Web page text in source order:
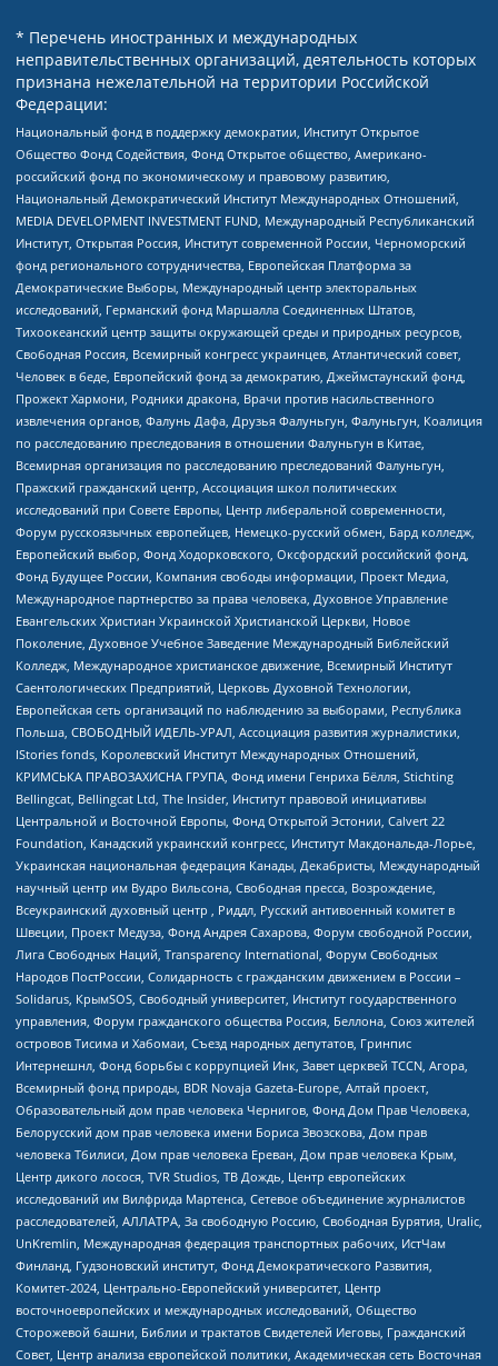
* Перечень иностранных и международных
неправительственных организаций, деятельность которых
признана нежелательной на территории Российской
Федерации:
Национальный фонд в поддержку демократии, Институт Открытое
Общество Фонд Содействия, Фонд Открытое общество, Американо-
российский фонд по экономическому и правовому развитию,
Национальный Демократический Институт Международных Отношений,
MEDIA DEVELOPMENT INVESTMENT FUND, Международный Республиканский
Институт, Открытая Россия, Институт современной России, Черноморский
фонд регионального сотрудничества, Европейская Платформа за
Демократические Выборы, Международный центр электоральных
исследований, Германский фонд Маршалла Соединенных Штатов,
Тихоокеанский центр защиты окружающей среды и природных ресурсов,
Свободная Россия, Всемирный конгресс украинцев, Атлантический совет,
Человек в беде, Европейский фонд за демократию, Джеймстаунский фонд,
Прожект Хармони, Родники дракона, Врачи против насильственного
извлечения органов, Фалунь Дафа, Друзья Фалуньгун, Фалуньгун, Коалиция
по расследованию преследования в отношении Фалуньгун в Китае,
Всемирная организация по расследованию преследований Фалуньгун,
Пражский гражданский центр, Ассоциация школ политических
исследований при Совете Европы, Центр либеральной современности,
Форум русскоязычных европейцев, Немецко-русский обмен, Бард колледж,
Европейский выбор, Фонд Ходорковского, Оксфордский российский фонд,
Фонд Будущее России, Компания свободы информации, Проект Медиа,
Международное партнерство за права человека, Духовное Управление
Евангельских Христиан Украинской Христианской Церкви, Новое
Поколение, Духовное Учебное Заведение Международный Библейский
Колледж, Международное христианское движение, Всемирный Институт
Саентологических Предприятий, Церковь Духовной Технологии,
Европейская сеть организаций по наблюдению за выборами, Республика
Польша, СВОБОДНЫЙ ИДЕЛЬ-УРАЛ, Ассоциация развития журналистики,
IStories fonds, Королевский Институт Международных Отношений,
КРИМСЬКА ПРАВОЗАХИСНА ГРУПА, Фонд имени Генриха Бёлля, Stichting
Bellingcat, Bellingcat Ltd, The Insider, Институт правовой инициативы
Центральной и Восточной Европы, Фонд Открытой Эстонии, Calvert 22
Foundation, Канадский украинский конгресс, Институт Макдональда-Лорье,
Украинская национальная федерация Канады, Декабристы, Международный
научный центр им Вудро Вильсона, Свободная пресса, Возрождение,
Всеукраинский духовный центр , Риддл, Русский антивоенный комитет в
Швеции, Проект Медуза, Фонд Андрея Сахарова, Форум свободной России,
Лига Свободных Наций, Transparеncy International, Форум Свободных
Народов ПостРоссии, Солидарность с гражданским движением в России –
Solidarus, КрымSOS, Свободный университет, Институт государственного
управления, Форум гражданского общества Россия, Беллона, Союз жителей
островов Тисима и Хабомаи, Съезд народных депутатов, Гринпис
Интернешнл, Фонд борьбы с коррупцией Инк, Завет церквей TCCN, Агора,
Всемирный фонд природы, BDR Novaja Gazeta-Europe, Алтай проект,
Образовательный дом прав человека Чернигов, Фонд Дом Прав Человека,
Белорусский дом прав человека имени Бориса Звозскова, Дом прав
человека Тбилиси, Дом прав человека Ереван, Дом прав человека Крым,
Центр дикого лосося, TVR Studios, ТВ Дождь, Центр европейских
исследований им Вилфрида Мартенса, Сетевое объединение журналистов
расследователей, АЛЛАТРА, За свободную Россию, Свободная Бурятия, Uralic,
UnKremlin, Международная федерация транспортных рабочих, ИстЧам
Финланд, Гудзоновский институт, Фонд Демократического Развития,
Комитет-2024, Центрально-Европейский университет, Центр
восточноевропейских и международных исследований, Общество
Сторожевой башни, Библии и трактатов Свидетелей Иеговы, Гражданский
Совет, Центр анализа европейской политики, Академическая сеть Восточная